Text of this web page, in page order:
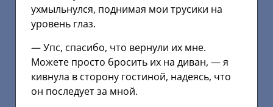
ухмыльнулся, поднимая мои трусики на
уровень глаз.
— Упс, спасибо, что вернули их мне.
Можете просто бросить их на диван, — я
кивнула в сторону гостиной, надеясь, что
он последует за мной.